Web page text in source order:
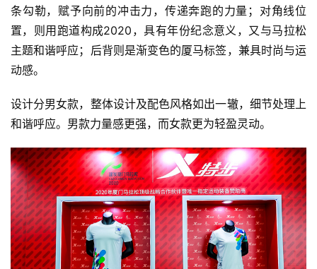
条勾勒，赋予向前的冲击力，传递奔跑的力量；对角线位
置，则用跑道构成2020，具有年份纪念意义，又与马拉松
主题和谐呼应；后背则是渐变色的厦马标签，兼具时尚与运
动感。
设计分男女款，整体设计及配色风格如出一辙，细节处理上
和谐呼应。男款力量感更强，而女款更为轻盈灵动。